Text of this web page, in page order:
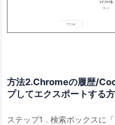
方法2.Chromeの履歴/
プしてエクスポートする
ステップ1．検索ボックスに「